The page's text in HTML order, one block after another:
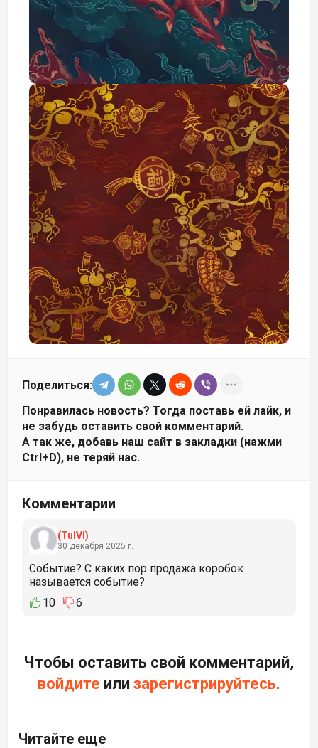
Поделиться:
Понравилась новость? Тогда поставь ей лайк, и
не забудь оставить свой комментарий.
А так же, добавь наш сайт в закладки (нажми
Ctrl+D), не теряй нас.
Комментарии
(TulVl)
30 декабря 2025 г.
Событие? С каких пор продажа коробок
называется событие?
10
6
Чтобы оставить свой комментарий,
войдите или зарегистрируйтесь.
Читайте еще